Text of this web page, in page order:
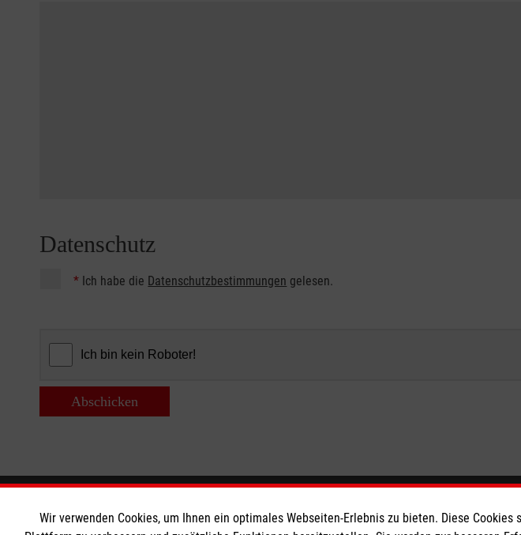
Datenschutz
* Ich habe die Datenschutzbestimmungen gelesen.
Abschicken
Informationen Die Malteser
Wir verwenden Cookies, um Ihnen ein optimales Webseiten-Erlebnis zu bieten. Diese